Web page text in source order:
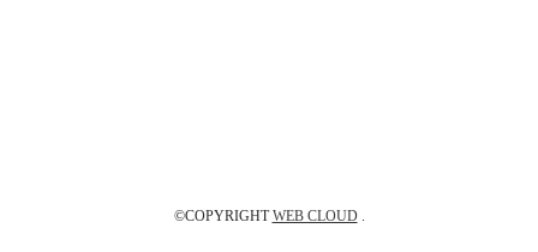
©COPYRIGHTWEB CLOUD.